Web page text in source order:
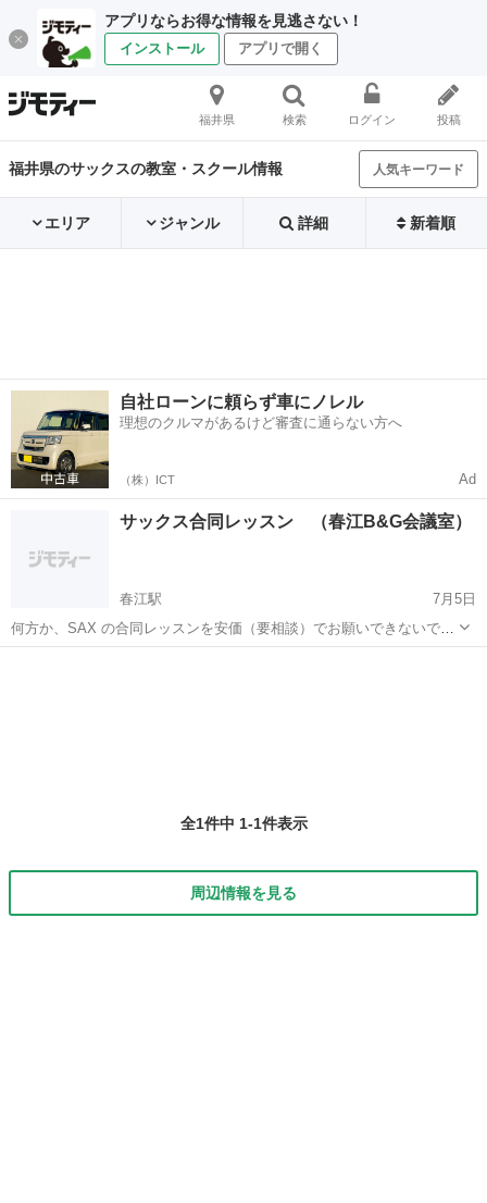
アプリならお得な情報を見逃さない！
インストール アプリで開く
福井県 検索 ログイン 投稿
福井県のサックスの教室・スクール情報 人気キーワード
エリア ジャンル 詳細 新着順
自社ローンに頼らず車にノレル
理想のクルマがあるけど審査に通らない方へ
（株）ICT Ad
サックス合同レッスン （春江B&G会議室）
春江駅
7月5日
何方か、SAX の合同レッスンを安価（要相談）でお願いできないでし
ょうか。 レッスン場所は、こちらで提供いたします。「春江B&G海洋
全1件中 1-1件表示
周辺情報を見る